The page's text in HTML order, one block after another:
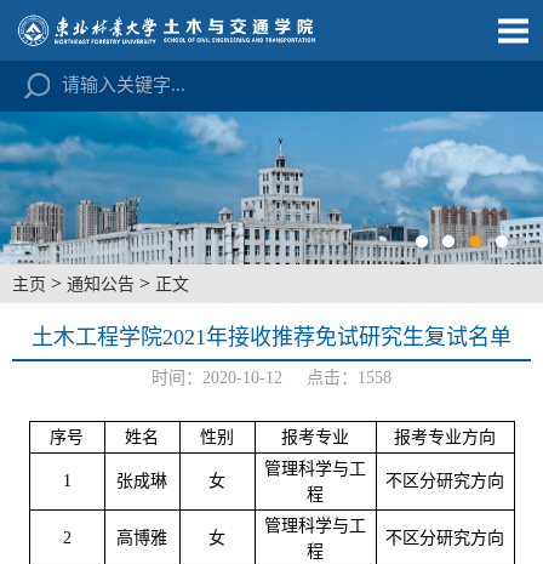
主页 > 通知公告 > 正文
土木工程学院2021年接收推荐免试研究生复试名单
时间：2020-10-12 点击： 1558
序号 姓名 性别 报考专业 报考专业方向
1 张成琳 女
管理科学与工
程
不区分研究方向
2 高博雅 女
管理科学与工
程
不区分研究方向